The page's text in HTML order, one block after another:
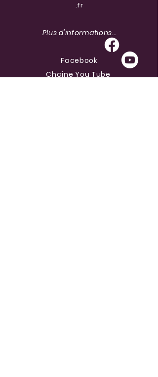
.fr
Plus d'informations...
Facebook
Chaine You Tube